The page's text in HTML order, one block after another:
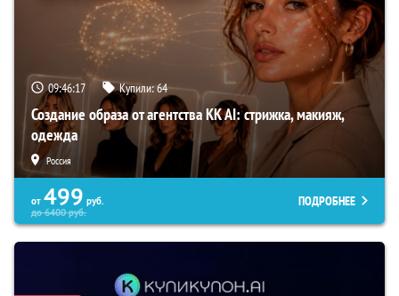
09:46:16 Купили:64
Создание образа от агентства KK AI: стрижка, макияж,
одежда
Россия
от 499 руб.
до6400руб.
ПОДРОБНЕЕ